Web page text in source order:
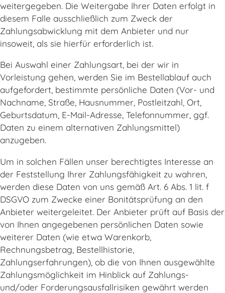
weitergegeben. Die Weitergabe Ihrer Daten erfolgt in
diesem Falle ausschließlich zum Zweck der
Zahlungsabwicklung mit dem Anbieter und nur
insoweit, als sie hierfür erforderlich ist.
Bei Auswahl einer Zahlungsart, bei der wir in
Vorleistung gehen, werden Sie im Bestellablauf auch
aufgefordert, bestimmte persönliche Daten (Vor- und
Nachname, Straße, Hausnummer, Postleitzahl, Ort,
Geburtsdatum, E-Mail-Adresse, Telefonnummer, ggf.
Daten zu einem alternativen Zahlungsmittel)
anzugeben.
Um in solchen Fällen unser berechtigtes Interesse an
der Feststellung Ihrer Zahlungsfähigkeit zu wahren,
werden diese Daten von uns gemäß Art. 6 Abs. 1 lit. f
DSGVO zum Zwecke einer Bonitätsprüfung an den
Anbieter weitergeleitet. Der Anbieter prüft auf Basis der
von Ihnen angegebenen persönlichen Daten sowie
weiterer Daten (wie etwa Warenkorb,
Rechnungsbetrag, Bestellhistorie,
Zahlungserfahrungen), ob die von Ihnen ausgewählte
Zahlungsmöglichkeit im Hinblick auf Zahlungs-
und/oder Forderungsausfallrisiken gewährt werden